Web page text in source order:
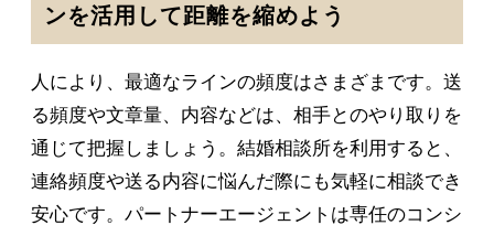
ンを活用して距離を縮めよう
人により、最適なラインの頻度はさまざまです。送
る頻度や文章量、内容などは、相手とのやり取りを
通じて把握しましょう。結婚相談所を利用すると、
連絡頻度や送る内容に悩んだ際にも気軽に相談でき
安心です。パートナーエージェントは専任のコンシ